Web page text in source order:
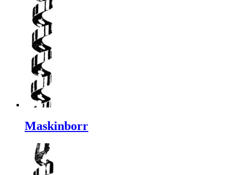
Maskinborr